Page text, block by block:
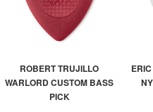
ROBERT TRUJILLO
WARLORD CUSTOM BASS
PICK